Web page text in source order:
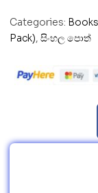
Categories: Books
Pack), සිංහල පොත්